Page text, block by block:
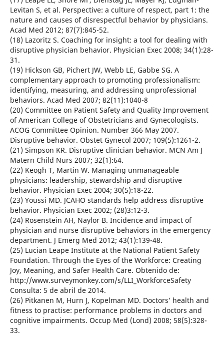
Levitan S, et al. Perspective: a culture of respect, part 1: the
nature and causes of disrespectful behavior by physicians.
Acad Med 2012; 87(7):845-52.
(18) Lazoritz S. Coaching for insight: a tool for dealing with
disruptive physician behavior. Physician Exec 2008; 34(1):28-
31.
(19) Hickson GB, Pichert JW, Webb LE, Gabbe SG. A
complementary approach to promoting professionalism:
identifying, measuring, and addressing unprofessional
behaviors. Acad Med 2007; 82(11):1040-8
(20) Committee on Patient Safety and Quality Improvement
of American College of Obstetricians and Gynecologists.
ACOG Committee Opinion. Number 366 May 2007.
Disruptive behavior. Obstet Gynecol 2007; 109(5):1261-2.
(21) Simpson KR. Disruptive clinician behavior. MCN Am J
Matern Child Nurs 2007; 32(1):64.
(22) Keogh T, Martin W. Managing unmanageable
physicians: leadership, stewardship and disruptive
behavior. Physician Exec 2004; 30(5):18-22.
(23) Youssi MD. JCAHO standards help address disruptive
behavior. Physician Exec 2002; (28)3:12-3.
(24) Rosenstein AH, Naylor B. Incidence and impact of
physician and nurse disruptive behaviors in the emergency
department. J Emerg Med 2012; 43(1):139-48.
(25) Lucian Leape Institute at the National Patient Safety
Foundation. Through the Eyes of the Workforce: Creating
Joy, Meaning, and Safer Health Care. Obtenido de:
http://www.surveymonkey.com/s/LLI_WorkforceSafety
Consulta: 5 de abril de 2014.
(26) Pitkanen M, Hurn J, Kopelman MD. Doctors’ health and
fitness to practise: performance problems in doctors and
cognitive impairments. Occup Med (Lond) 2008; 58(5):328-
33.